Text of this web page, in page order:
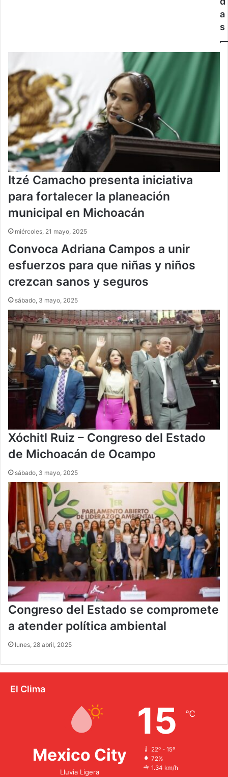
a
s
Itzé Camacho presenta iniciativa
para fortalecer la planeación
municipal en Michoacán
miércoles, 21 mayo, 2025
Convoca Adriana Campos a unir
esfuerzos para que niñas y niños
crezcan sanos y seguros
sábado, 3 mayo, 2025
Xóchitl Ruiz – Congreso del Estado
de Michoacán de Ocampo
sábado, 3 mayo, 2025
Congreso del Estado se compromete
a atender política ambiental
lunes, 28 abril, 2025
El Clima
Mexico City
Lluvia Ligera
15 ℃
22º - 15º
72%
1.34 km/h